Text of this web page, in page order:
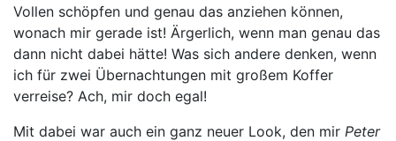
Vollen schöpfen und genau das anziehen können,
wonach mir gerade ist! Ärgerlich, wenn man genau das
dann nicht dabei hätte! Was sich andere denken, wenn
ich für zwei Übernachtungen mit großem Koffer
verreise? Ach, mir doch egal!
Mit dabei war auch ein ganz neuer Look, den mir Peter